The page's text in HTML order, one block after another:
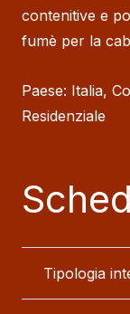
contenitive e
fumè per la
Paese: Italia,
Residenziale
Tipologia